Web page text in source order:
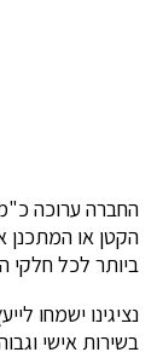
החברה ערוכה
הקטן או המתכנן
ביותר לכל חלקי
נציגינו ישמחו
בשירות אישי